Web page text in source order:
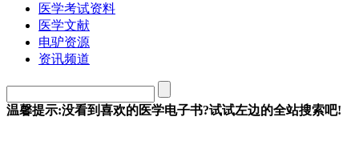
医学考试资料
医学文献
电驴资源
资讯频道
温馨提示:没看到喜欢的医学电子书?试试左边的全站搜索吧!